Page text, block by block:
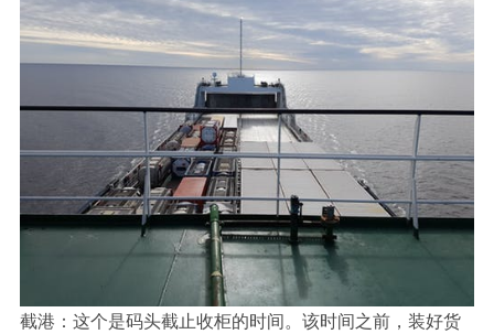
截港：这个是码头截止收柜的时间。该时间之前，装好货